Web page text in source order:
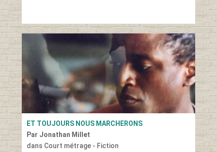
ET TOUJOURS NOUS MARCHERONS
Par Jonathan Millet
dans Court métrage - Fiction